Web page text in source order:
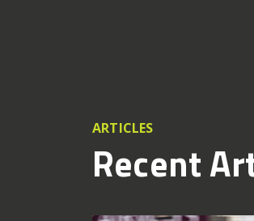
ARTICLES
Recent